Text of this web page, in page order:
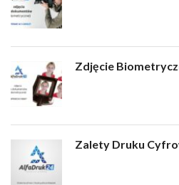
Zdjęcie
Zalety Druku